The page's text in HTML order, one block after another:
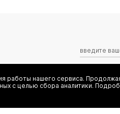
Я даю
работы нашего сервиса.
с целью сбора аналитики.